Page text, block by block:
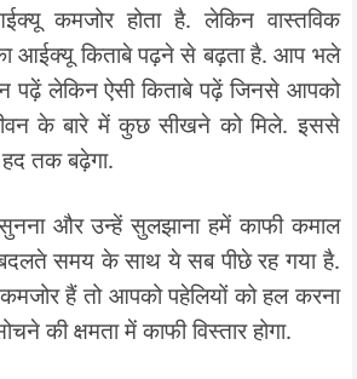
कमजोर होता है. लेकिन वास्तविक
आईक्यू किताबे पढ़ने से बढ़ता है. आप भले
न पढ़ें लेकिन ऐसी किताबे पढ़ें जिनसे आपको
के बारे में कुछ सीखने को मिले. इससे
तक बढ़ेगा.
और उन्हें सुलझाना हमें काफी कमाल
समय के साथ ये सब पीछे रह गया है.
हैं तो आपको पहेलियों को हल करना
की क्षमता में काफी विस्तार होगा.